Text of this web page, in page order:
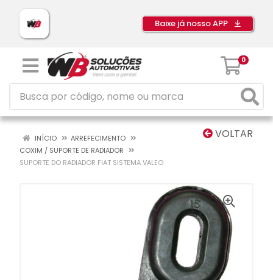
Baixe já nosso APP
0
VOLTAR
INÍCIO
ARREFECIMENTO
COXIM / SUPORTE DE RADIADOR
SUPORTE DO RADIADOR FIAT SISTEMA VALEO